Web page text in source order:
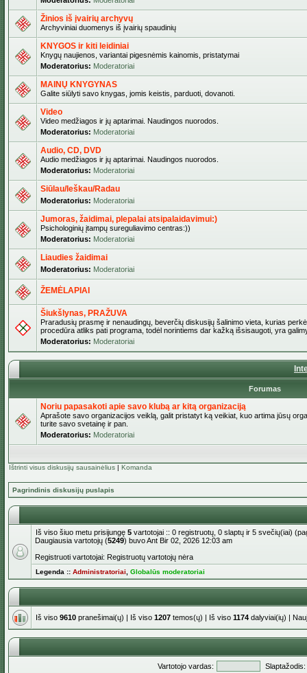
Žinios iš įvairių archyvų
Archyviniai duomenys iš įvairių spaudinių
KNYGOS ir kiti leidiniai
Knygų naujienos, variantai pigesnėmis kainomis, pristatymai
Moderatorius: Moderatoriai
MAINŲ KNYGYNAS
Galite siūlyti savo knygas, jomis keistis, parduoti, dovanoti.
Video
Video medžiagos ir jų aptarimai. Naudingos nuorodos.
Moderatorius: Moderatoriai
Audio, CD, DVD
Audio medžiagos ir jų aptarimai. Naudingos nuorodos.
Moderatorius: Moderatoriai
Siūlau/Ieškau/Radau
Moderatorius: Moderatoriai
Jumoras, žaidimai, plepalai atsipalaidavimui:)
Psichologinių įtampų sureguliavimo centras:))
Moderatorius: Moderatoriai
Liaudies žaidimai
Moderatorius: Moderatoriai
ŽEMĖLAPIAI
Šiukšlynas, PRAŽUVA
Praradusių prasmę ir nenaudingų, beverčių diskusijų šalinimo vieta, kurias
procedūra atliks pati programa, todėl norintiems dar kažką išsisaugoti, yra
Moderatorius: Moderatoriai
Forumas
Noriu papasakoti apie savo klubą ar kitą organizaciją
Aprašote savo organizacijos veiklą, galit pristatyt ką veikiat, kuo artima jūsų
turite savo svetainę ir pan.
Moderatorius: Moderatoriai
Ištrinti visus diskusijų sausainėlius | Komanda
Pagrindinis diskusijų puslapis
Iš viso šiuo metu prisijungę 5 vartotojai :: 0 registruotų, 0 slaptų ir 5 svečių(iai)
Daugiausia vartotojų (5249) buvo Ant Bir 02, 2026 12:03 am
Registruoti vartotojai: Registruotų vartotojų nėra
Legenda :: Administratoriai Globalūs moderatoriai
Iš viso 9610 pranešimai(ų) | Iš viso 1207 temos(ų) | Iš viso 1174 dalyviai(ių) |
Vartotojo vardas: Slaptažodis: